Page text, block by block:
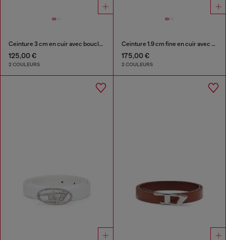
Ceinture 3 cm en cuir avec boucle à logo D
125,00 €
2 COULEURS
Ceinture 1.9 cm fine en cuir avec boucle en cristal
175,00 €
2 COULEURS